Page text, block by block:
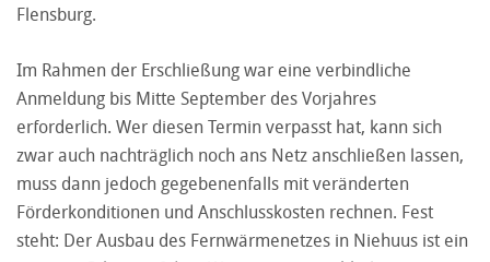
Flensburg.
Im Rahmen der Erschließung war eine verbindliche
Anmeldung bis Mitte September des Vorjahres
erforderlich. Wer diesen Termin verpasst hat, kann sich
zwar auch nachträglich noch ans Netz anschließen lassen,
muss dann jedoch gegebenenfalls mit veränderten
Förderkonditionen und Anschlusskosten rechnen. Fest
steht: Der Ausbau des Fernwärmenetzes in Niehuus ist ein